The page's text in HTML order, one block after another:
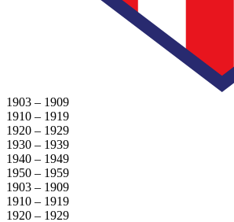
1903 – 1909
1910 – 1919
1920 – 1929
1930 – 1939
1940 – 1949
1950 – 1959
1903 – 1909
1910 – 1919
1920 – 1929